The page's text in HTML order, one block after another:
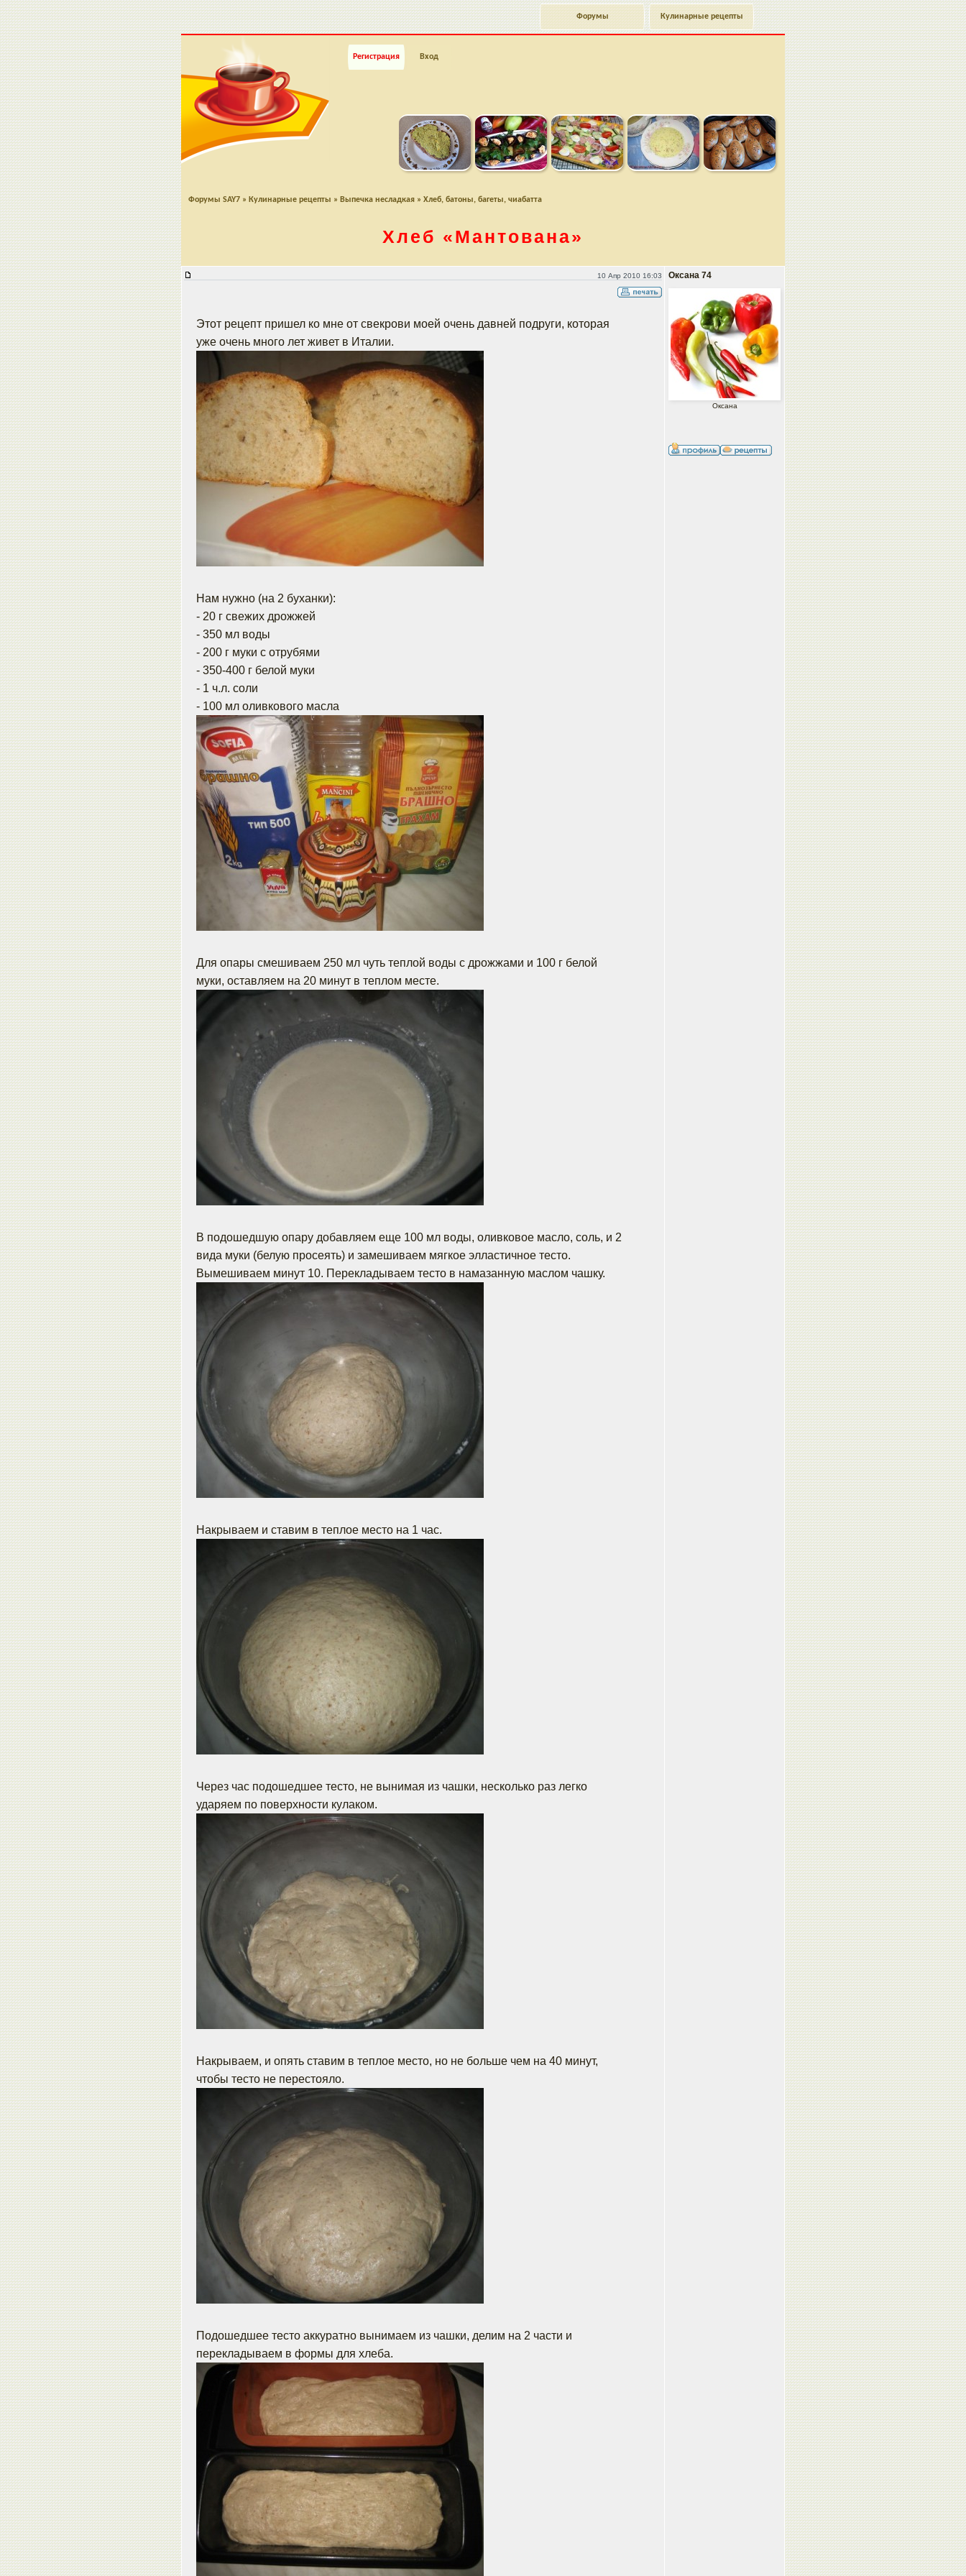
Кулинарные рецепты
Форумы
Регистрация Вход
Форумы SAY7 » Кулинарные рецепты » Выпечка несладкая » Хлеб, батоны, багеты, чиабатта
Хлеб «Мантована»
10 Апр 2010 16:03 Оксана 74
Оксана
Этот рецепт пришел ко мне от свекрови моей очень давней подруги, которая
уже очень много лет живет в Италии.
Нам нужно (на 2 буханки):
- 20 г свежих дрожжей
- 350 мл воды
- 200 г муки с отрубями
- 350-400 г белой муки
- 1 ч.л. соли
- 100 мл оливкового масла
Для опары смешиваем 250 мл чуть теплой воды с дрожжами и 100 г белой
муки, оставляем на 20 минут в теплом месте.
В подошедшую опару добавляем еще 100 мл воды, оливковое масло, соль, и 2
вида муки (белую просеять) и замешиваем мягкое элластичное тесто.
Вымешиваем минут 10. Перекладываем тесто в намазанную маслом чашку.
Накрываем и ставим в теплое место на 1 час.
Через час подошедшее тесто, не вынимая из чашки, несколько раз легко
ударяем по поверхности кулаком.
Накрываем, и опять ставим в теплое место, но не больше чем на 40 минут,
чтобы тесто не перестояло.
Подошедшее тесто аккуратно вынимаем из чашки, делим на 2 части и
перекладываем в формы для хлеба.